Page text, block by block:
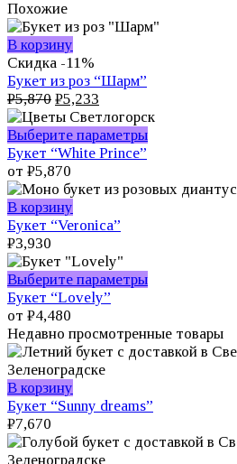
Похожие
В корзину
Скидка -11%
Букет из роз “Шарм”
₽5,870 Первоначальная
цена
составляла
₽5,870.
₽5,233
цена:
₽5,233.
Выберите параметрыЭтот
несколько
на
Букет “White Prince”
от ₽5,870
В корзину
Букет “Veronica”
₽3,930
Выберите параметрыЭтот
несколько
вариаций.
выбрать
странице
Букет “Lovely”
от ₽4,480
Недавно просмотренные товары
В корзину
Букет “Sunny dreams”
₽7,670